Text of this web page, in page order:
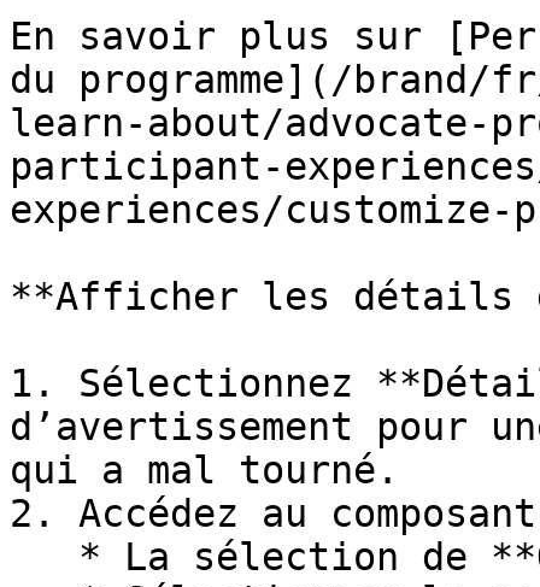
En savoir plus sur
du programme](/
learn-about/advocate-
participant-
experiences/customize-
**Afficher les détails
1. Sélectionnez
d’avertissement pour
qui a mal tourné.
2. Accédez au